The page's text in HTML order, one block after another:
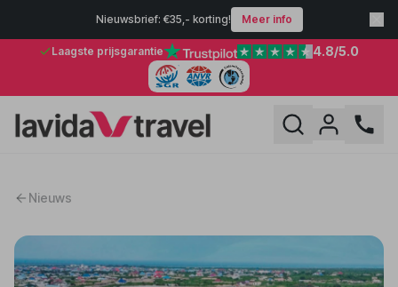
Nieuwsbrief: €35,- korting! Meer info
Laagste prijsgarantie 4.8/5.0
Nieuws